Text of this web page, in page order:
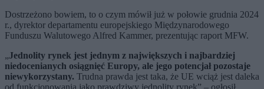
Dostrzeżono bowiem, to o czym mówił już w połowie grudnia 2024
r., dyrektor departamentu europejskiego Międzynarodowego
Funduszu Walutowego Alfred Kammer, prezentując raport MFW.
„Jednolity rynek jest jednym z największych i najbardziej
niedocenianych osiągnięć Europy, ale jego potencjał pozostaje
niewykorzystany. Trudna prawda jest taka, że ​​UE wciąż jest daleka
od funkcjonowania jako prawdziwy jednolity rynek” – ogłosił